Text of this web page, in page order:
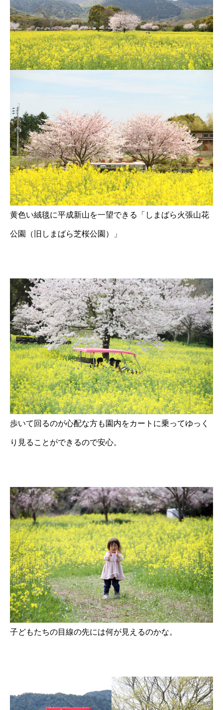
黄色い絨毯に平成新山を一望できる「しまばら火張山花
公園（旧しまばら芝桜公園）」
歩いて回るのが心配な方も園内をカートに乗ってゆっく
り見ることができるので安心。
子どもたちの目線の先には何が見えるのかな。